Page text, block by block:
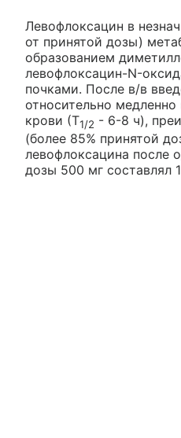
Левофлоксацин в
от принятой дозы)
образованием
левофлоксацин-N-
почками. После в/в
относительно
крови (Т1/2 - 6-8 ч),
(более 85% принятой
левофлоксацина после
дозы 500 мг составлял